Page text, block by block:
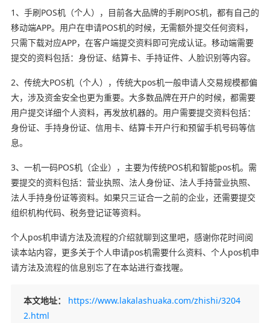
1、手刷POS机（个人），目前各大品牌的手刷POS机，都有自己的
移动端APP。用户在申请POS机的时候，无需额外提交任何资料，
只需下载对应APP，在客户端提交资料即可完成认证。移动端需要
提交的资料包括：身份证、结算卡、手持证件、人脸识别等内容。
2、传统大POS机（个人），传统大pos机一般申请人交易规模都偏
大，涉及资金安全也更为重要。大多数品牌在开户的时候，都需要
用户提交详细个人资料，再发放机器的。用户需要提交资料包括：
身份证、手持身份证、信用卡、结算卡开户行和预留手机号码等信
息。
3、一机一码POS机（企业），主要为传统POS机和智能pos机。需
要提交的资料包括：营业执照、法人身份证、法人手持营业执照、
法人手持身份证等资料。如果只三证合一之前的企业，还需要提交
组织机构代码、税务登记证等资料。
个人pos机申请方法及流程的介绍就聊到这里吧，感谢你花时间阅
读本站内容，更多关于个人申请pos机需要什么资料、个人pos机申
请方法及流程的信息别忘了在本站进行查找喔。
本文地址：
https://www.lakalashuaka.com/zhishi/3204
2.html